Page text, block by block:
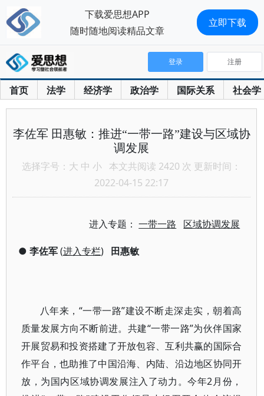
首页 法学 经济学 政治学 国际关系 社会学
登录 注册
李佐军 田惠敏：推进“一带一路”建设与区域协
调发展
选择字号： 大 中 小 本文共阅读 2420 次 更新时间：
2022-04-15 22:17
进入专题：一带一路 区域协调发展
● 李佐军(进入专栏) 田惠敏
八年来，“一带一路”建设不断走深走实，朝着高
质量发展方向不断前进。共建“一带一路”为伙伴国家
开展贸易和投资搭建了开放包容、互利共赢的国际合
作平台，也助推了中国沿海、内陆、沿边地区协同开
放，为国内区域协调发展注入了动力。今年2月份，
下载爱思想APP
随时随地阅读精品文章
立即下载